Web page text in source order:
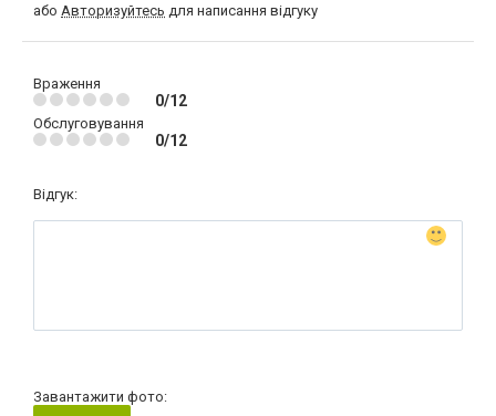
або Авторизуйтесь для написання відгуку
Враження
0/12
Обслуговування
0/12
Відгук:
Завантажити фото: